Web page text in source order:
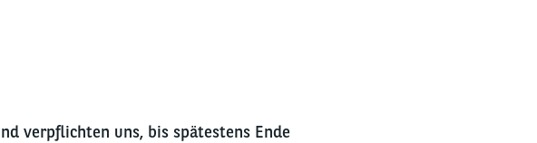
verpflichten uns, bis spätestens Ende